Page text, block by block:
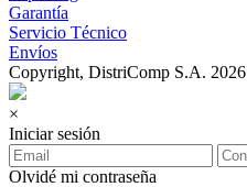
Garantía
Servicio Técnico
Envíos
Copyright, DistriComp S.A. 2026
×
Iniciar sesión
Olvidé mi contraseña